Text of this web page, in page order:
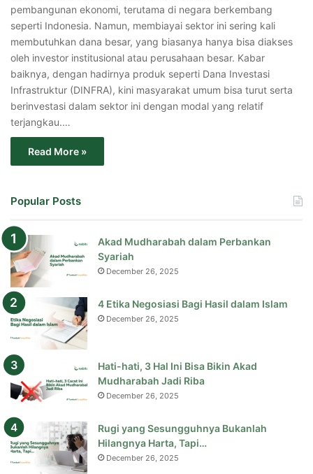
pembangunan ekonomi, terutama di negara berkembang
seperti Indonesia. Namun, membiayai sektor ini sering kali
membutuhkan dana besar, yang biasanya hanya bisa diakses
oleh investor institusional atau perusahaan besar. Kabar
baiknya, dengan hadirnya produk seperti Dana Investasi
Infrastruktur (DINFRA), kini masyarakat umum bisa turut serta
berinvestasi dalam sektor ini dengan modal yang relatif
terjangkau.…
Read More »
Popular Posts
Akad Mudharabah dalam Perbankan
Syariah
December 26, 2025
4 Etika Negosiasi Bagi Hasil dalam Islam
December 26, 2025
Hati-hati, 3 Hal Ini Bisa Bikin Akad
Mudharabah Jadi Riba
December 26, 2025
Rugi yang Sesungguhnya Bukanlah
Hilangnya Harta, Tapi…
December 26, 2025